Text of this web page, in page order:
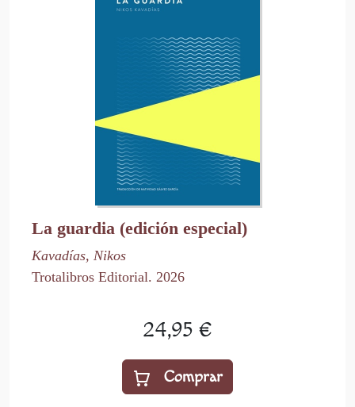
La guardia (edición especial)
Kavadías, Nikos
Trotalibros Editorial. 2026
24,95 €
Comprar